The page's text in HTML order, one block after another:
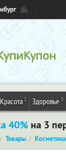
Красота 2 Здоровье 3
40% на 3
Товары